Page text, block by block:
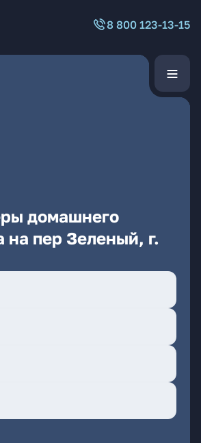
8 800 123-13-15
домашнего
на пер Зеленый, г.